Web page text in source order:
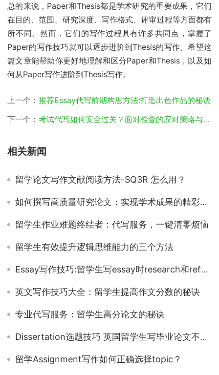
总的来说，Paper和Thesis都是学术研究的重要成果，它们
在目的、范围、研究深度、写作格式、评审过程等方面都有
所不同。然而，它们的写作过程具有许多共同点，掌握了
Paper的写作技巧就可以逐步进阶到Thesis的写作。希望这
篇文章能帮助你更好地理解和区分Paper和Thesis，以及如
何从Paper写作进阶到Thesis写作。
上一个： 推荐Essay代写前期构思方法:打造出色作品的秘诀
下一个： 考试代写如何安全过关？面对检查的应对策略与技巧
相关新闻
留学论文写作文献阅读方法-SQ3R 怎么用？
如何撰写高质量研究论文：实现学术成果的精彩呈现
留学生作业难题终结者：代写服务，一键清零烦恼
留学生有效提升逻辑思维能力的三个方法
Essay写作技巧:留学生写essay时research和reference的方法
英文写作技巧大全：留学生提高作文分数的秘诀
专业代写服务：留学生高分论文的秘诀
Dissertation选题技巧 英国留学生写毕业论文不会选题？
留学Assignment写作如何正确选择topic？